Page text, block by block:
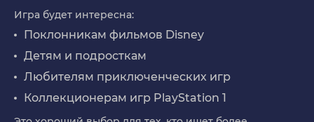
Игра будет интересна:
Поклонникам фильмов Disney
Детям и подросткам
Любителям приключенческих игр
Коллекционерам игр PlayStation 1